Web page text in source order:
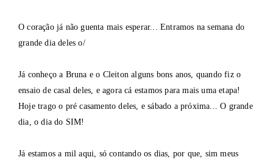
O coração já não guenta mais esperar... Entramos na semana do
grande dia deles o/
Já conheço a Bruna e o Cleiton alguns bons anos, quando fiz o
ensaio de casal deles, e agora cá estamos para mais uma etapa!
Hoje trago o pré casamento deles, e sábado a próxima... O grande
dia, o dia do SIM!
Já estamos a mil aqui, só contando os dias, por que, sim meus